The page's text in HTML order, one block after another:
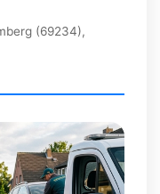
(69234),